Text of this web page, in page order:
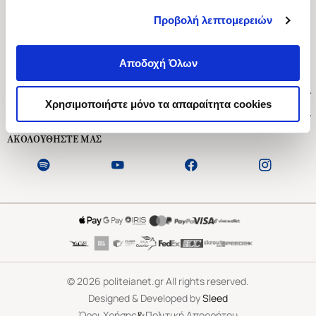
Προβολή λεπτομερειών
Αποδοχή Όλων
Χρησιμοποιήστε μόνο τα απαραίτητα cookies
Ασκληπιού 1-3, Αθήνα 106 79
Δευτέρα - Παρασκευή 09:00-21:00
Εξυπηρέτηση Πελατών
ΑΚΟΛΟΥΘΗΣΤΕ ΜΑΣ
©2026 politeianet.gr All rights reserved.
Designed & Developed bySleed